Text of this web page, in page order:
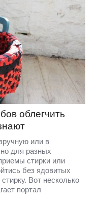
облегчить
или в
для разных
стирки или
без ядовитых
Вот несколько
портал